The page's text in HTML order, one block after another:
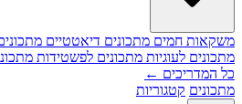
משקאות חמים מתכונים דיאטטיים
מתכונים לעוגיות מתכונים לפשטידות
כל המדריכים ←
מתכונים קטגוריות